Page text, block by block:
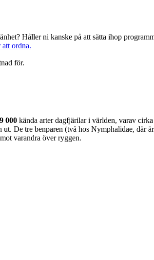
Håller ni kanske på att sätta ihop
ordna.
för.
000 kända arter dagfjärilar i världen, varav cirka
De tre benparen (två hos Nymphalidae, där
varandra över ryggen.